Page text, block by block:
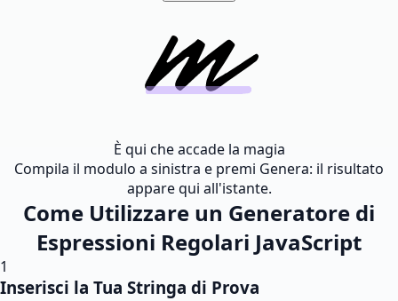
È qui che accade la magia
Compila il modulo a sinistra e premi Genera: il risultato
appare qui all'istante.
Come Utilizzare un Generatore di
Espressioni Regolari JavaScript
1
Inserisci la Tua Stringa di Prova